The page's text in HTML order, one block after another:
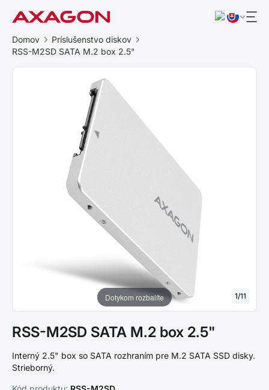
Domov
Príslušenstvo diskov
RSS-M2SD SATA M.2 box 2.5"
Dotykom rozbalíte 1/11
RSS-M2SD SATA M.2 box 2.5"
Interný 2.5" box so SATA rozhraním pre M.2 SATA SSD disky.
Strieborný.